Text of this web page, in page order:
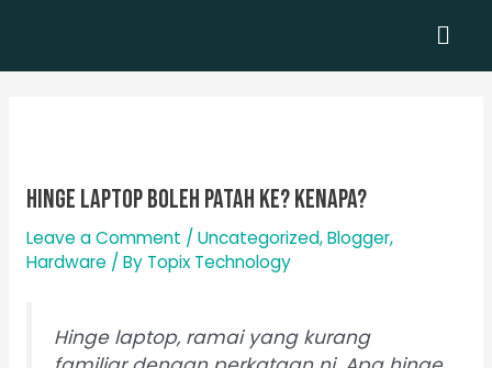
content
Hinge laptop boleh patah ke? Kenapa?
Leave a Comment /Uncategorized,Blogger,
Hardware/ By Topix Technology
Hinge laptop, ramai yang kurang